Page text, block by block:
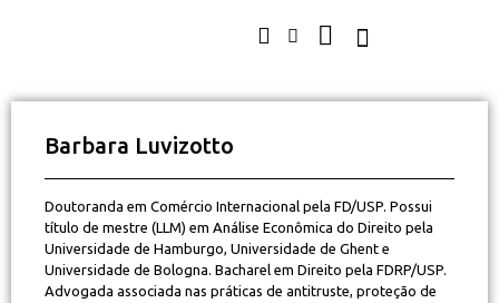
Barbara Luvizotto
Doutoranda em Comércio Internacional pela FD/USP. Possui
título de mestre (LLM) em Análise Econômica do Direito pela
Universidade de Hamburgo, Universidade de Ghent e
Universidade de Bologna. Bacharel em Direito pela FDRP/USP.
Advogada associada nas práticas de antitruste, proteção de